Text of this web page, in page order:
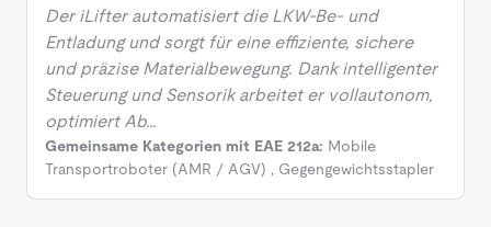
Der iLifter automatisiert die LKW-Be- und
Entladung und sorgt für eine effiziente, sichere
und präzise Materialbewegung. Dank intelligenter
Steuerung und Sensorik arbeitet er vollautonom,
optimiert Ab…
Gemeinsame Kategorien mit EAE 212a: Mobile
Transportroboter (AMR / AGV) , Gegengewichtsstapler